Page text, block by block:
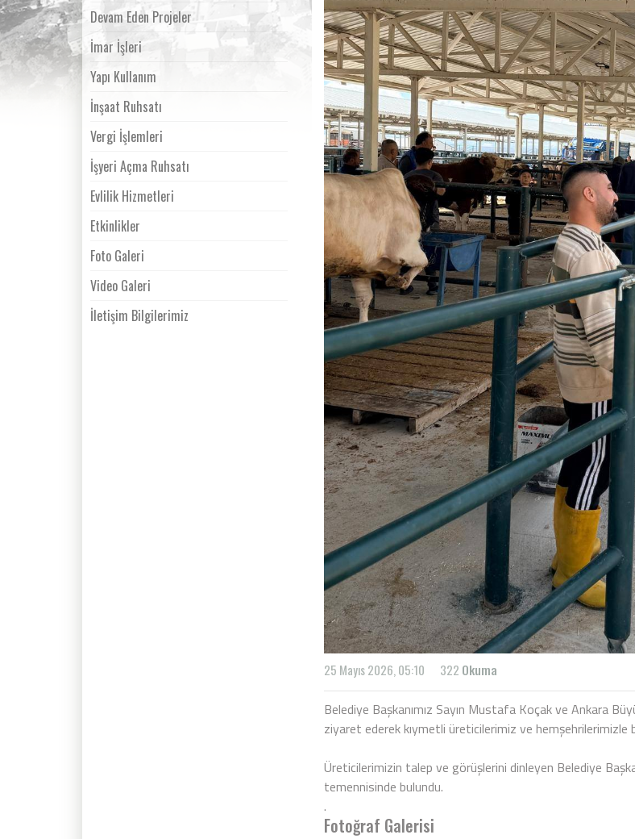
Devam Eden Projeler
İmar İşleri
Yapı Kullanım
İnşaat Ruhsatı
Vergi İşlemleri
İşyeri Açma Ruhsatı
Evlilik Hizmetleri
Etkinlikler
Foto Galeri
Video Galeri
İletişim Bilgilerimiz
25 Mayıs 2026, 05:10 322 Okuma
Belediye Başkanımız Sayın Mustafa Koçak ve Ankara
ziyaret ederek kıymetli üreticilerimiz ve hemşehrilerimizle
Üreticilerimizin talep ve görüşlerini dinleyen Belediye
temennisinde bulundu.
.
Fotoğraf Galerisi